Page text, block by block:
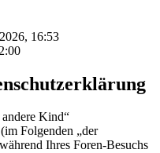
16:53
Kind“
Folgenden „der
Ihres Foren-Besuchs